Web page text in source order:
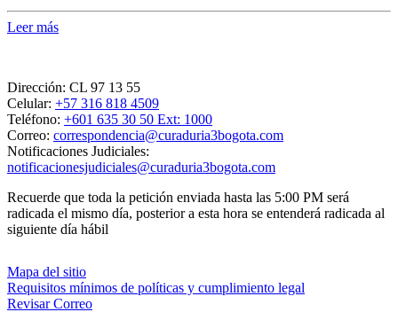
Leer más
Dirección: CL 97 13 55
Celular: +57 316 818 4509
Teléfono: +601 635 30 50 Ext: 1000
Correo: correspondencia@curaduria3bogota.com
Notificaciones Judiciales:
notificacionesjudiciales@curaduria3bogota.com
Recuerde que toda la petición enviada hasta las 5:00 PM será
radicada el mismo día, posterior a esta hora se entenderá radicada al
siguiente día hábil
Mapa del sitio
Requisitos mínimos de políticas y cumplimiento legal
Revisar Correo